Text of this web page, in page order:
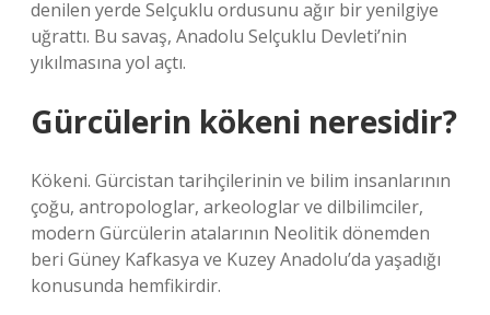
denilen yerde Selçuklu ordusunu ağır bir yenilgiye
uğrattı. Bu savaş, Anadolu Selçuklu Devleti’nin
yıkılmasına yol açtı.
Gürcülerin kökeni neresidir?
Kökeni. Gürcistan tarihçilerinin ve bilim insanlarının
çoğu, antropologlar, arkeologlar ve dilbilimciler,
modern Gürcülerin atalarının Neolitik dönemden
beri Güney Kafkasya ve Kuzey Anadolu’da yaşadığı
konusunda hemfikirdir.